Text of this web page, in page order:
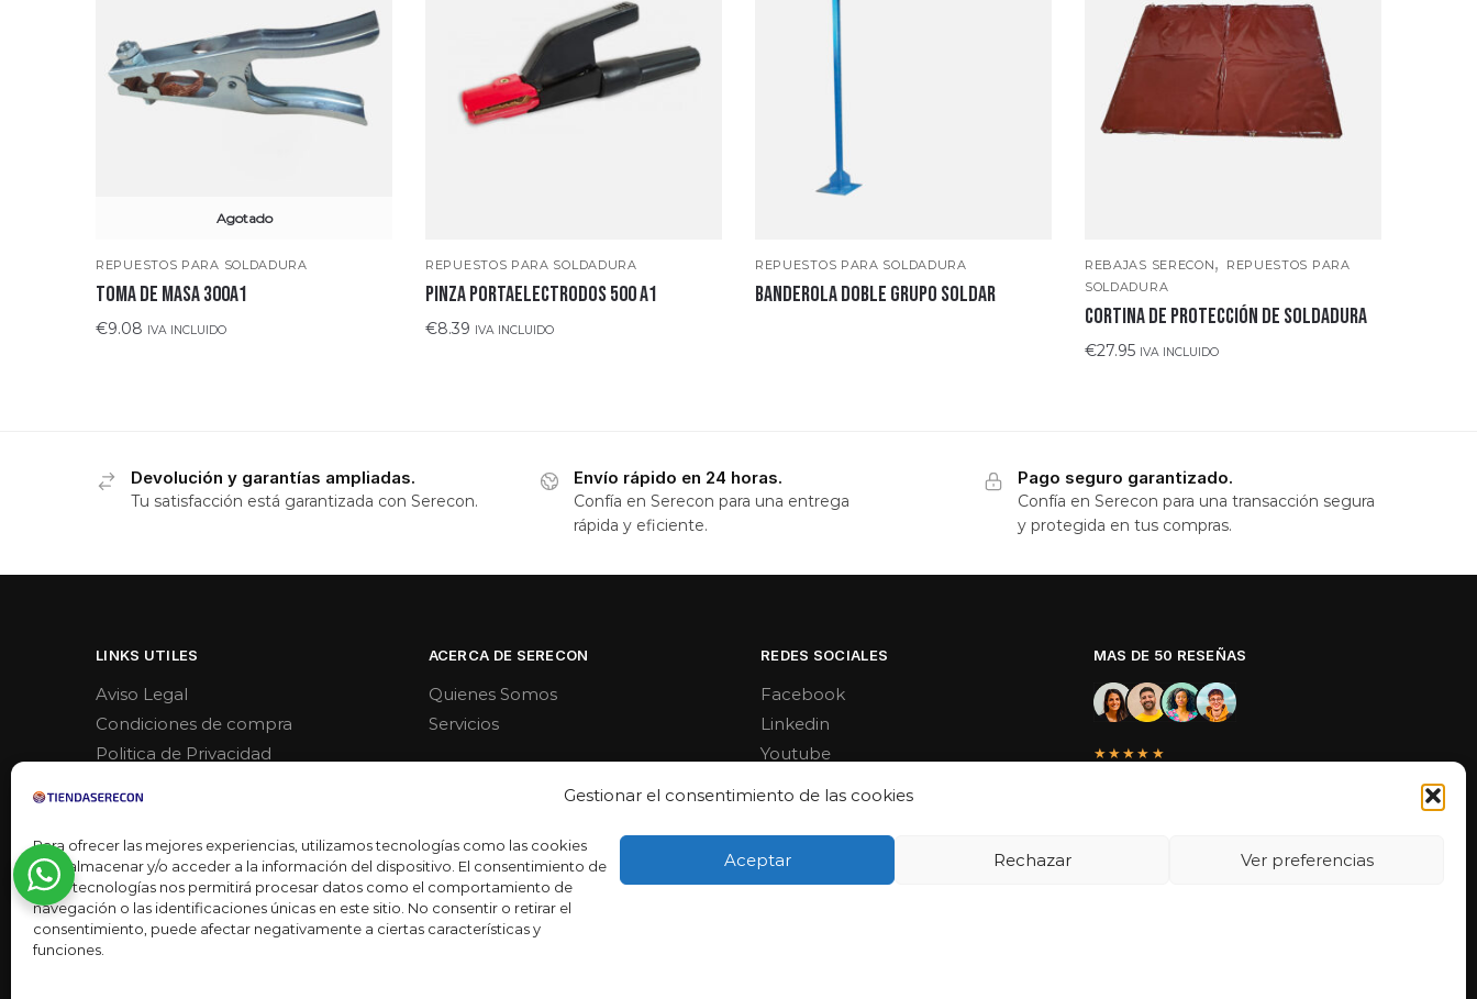
Gestionar el consentimiento de las cookies
Para ofrecer las mejores experiencias, utilizamos tecnologías como las cookies
para almacenar y/o acceder a la información del dispositivo. El consentimiento de
estas tecnologías nos permitirá procesar datos como el comportamiento de
navegación o las identificaciones únicas en este sitio. No consentir o retirar el
consentimiento, puede afectar negativamente a ciertas características y
funciones.
Aceptar Rechazar Ver preferencias
Agotado
REPUESTOS PARA SOLDADURA
TOMA DE MASA 300A1
€9.08 IVA INCLUIDO
REPUESTOS PARA SOLDADURA
PINZA PORTAELECTRODOS 500 A1
€8.39 IVA INCLUIDO
REPUESTOS PARA SOLDADURA
BANDEROLA DOBLE GRUPO SOLDAR
REBAJAS SERECON,
REPUESTOS PARA
SOLDADURA
CORTINA DE PROTECCIÓN DE SOLDADURA
€27.95 IVA INCLUIDO
Devolución y garantías ampliadas.
Tu satisfacción está garantizada con Serecon.
Envío rápido en 24 horas.
Confía en Serecon para una entrega
rápida y eficiente.
Pago seguro garantizado.
Confía en Serecon para una transacción segura
y protegida en tus compras.
LINKS UTILES
Aviso Legal
Condiciones de compra
Politica de Privacidad
ACERCA DE SERECON
Quienes Somos
Servicios
REDES SOCIALES
Facebook
Linkedin
Youtube
MAS DE 50 RESEÑAS
★★★★★
entrega en un día. ¡Estoy muy
satisfecha con la atención al cliente y